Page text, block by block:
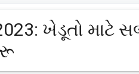
2023: ખેડૂતો માટે